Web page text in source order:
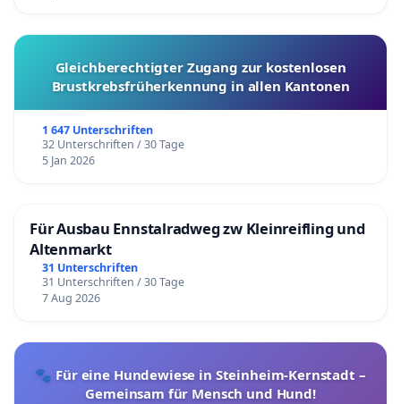
Gleichberechtigter Zugang zur kostenlosen
Brustkrebsfrüherkennung in allen Kantonen
1 647 Unterschriften
32 Unterschriften / 30 Tage
5 Jan 2026
Für Ausbau Ennstalradweg zw Kleinreifling und
Altenmarkt
31 Unterschriften
31 Unterschriften / 30 Tage
7 Aug 2026
🐾 Für eine Hundewiese in Steinheim-Kernstadt –
Gemeinsam für Mensch und Hund!